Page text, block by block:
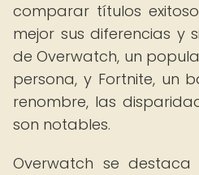
comparar títulos
mejor sus diferencias y
de Overwatch, un
persona, y Fortnite, un
renombre, las
son notables.
Overwatch se